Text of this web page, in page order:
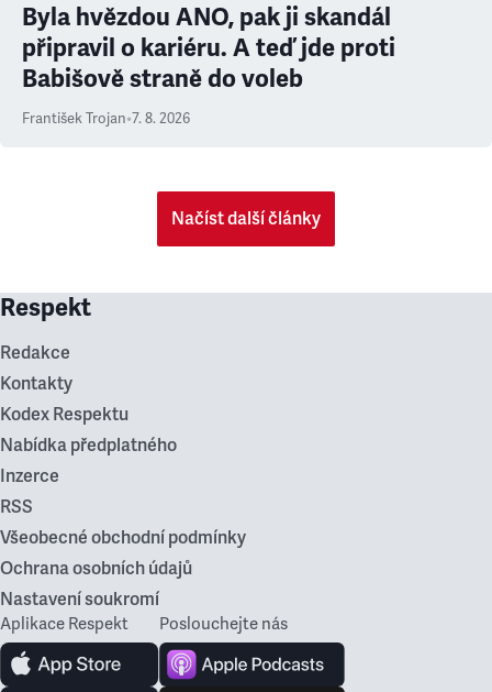
Byla hvězdou ANO, pak ji skandál
připravil o kariéru. A teď jde proti
Babišově straně do voleb
František Trojan•7. 8. 2026
Načíst další články
Respekt
Redakce
Kontakty
Kodex Respektu
Nabídka předplatného
Inzerce
RSS
Všeobecné obchodní podmínky
Ochrana osobních údajů
Nastavení soukromí
Aplikace Respekt Poslouchejte nás